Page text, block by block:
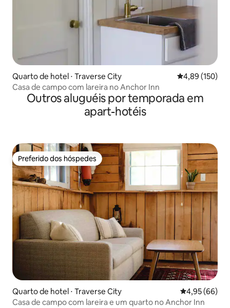
Quarto de hotel ⋅ Traverse City 4,89 de uma
4,89 (150)
Casa de campo com lareira no Anchor Inn
Outros aluguéis por temporada em
apart-hotéis
Preferido dos hóspedes
Preferido dos hóspedes
Quarto de hotel ⋅ Traverse City 4,95 de uma
4,95 (66)
Casa de campo com lareira e um quarto no Anchor Inn